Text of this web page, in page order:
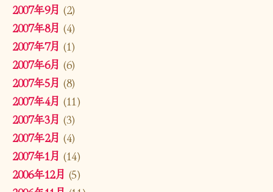
2007年9月 (2)
2007年8月 (4)
2007年7月 (1)
2007年6月 (6)
2007年5月 (8)
2007年4月 (11)
2007年3月 (3)
2007年2月 (4)
2007年1月 (14)
2006年12月 (5)